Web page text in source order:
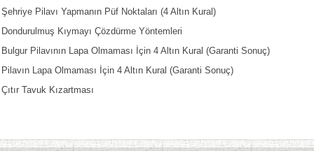
Şehriye Pilavı Yapmanın Püf Noktaları (4 Altın Kural)
Dondurulmuş Kıymayı Çözdürme Yöntemleri
Bulgur Pilavının Lapa Olmaması İçin 4 Altın Kural (Garanti Sonuç)
Pilavın Lapa Olmaması İçin 4 Altın Kural (Garanti Sonuç)
Çıtır Tavuk Kızartması